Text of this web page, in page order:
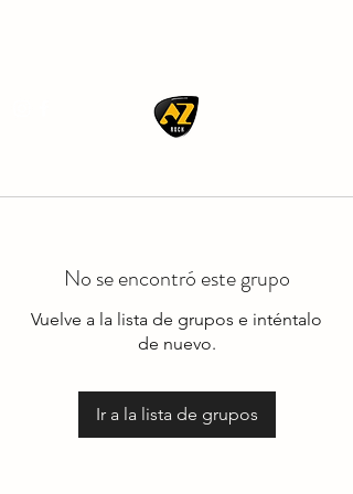
No se encontró este grupo
Vuelve a la lista de grupos e inténtalo
de nuevo.
Ir a la lista de grupos